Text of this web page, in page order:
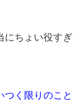
にちょい役すぎ
つく限りのこと